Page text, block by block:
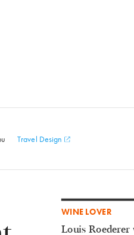
Travel Design
WINE LOVER
Louis Roederer